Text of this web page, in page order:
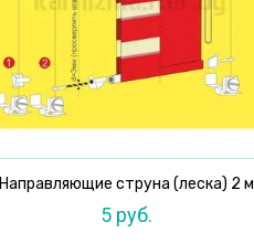
Направляющие струна (леска) 2 м
5 руб.